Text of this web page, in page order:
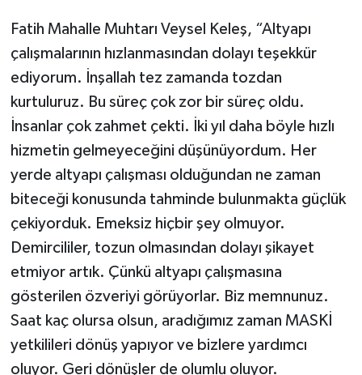
Fatih Mahalle Muhtarı Veysel Keleş, “Altyapı
çalışmalarının hızlanmasından dolayı teşekkür
ediyorum. İnşallah tez zamanda tozdan
kurtuluruz. Bu süreç çok zor bir süreç oldu.
İnsanlar çok zahmet çekti. İki yıl daha böyle hızlı
hizmetin gelmeyeceğini düşünüyordum. Her
yerde altyapı çalışması olduğundan ne zaman
biteceği konusunda tahminde bulunmakta güçlük
çekiyorduk. Emeksiz hiçbir şey olmuyor.
Demircililer, tozun olmasından dolayı şikayet
etmiyor artık. Çünkü altyapı çalışmasına
gösterilen özveriyi görüyorlar. Biz memnunuz.
Saat kaç olursa olsun, aradığımız zaman MASKİ
yetkilileri dönüş yapıyor ve bizlere yardımcı
oluyor. Geri dönüşler de olumlu oluyor.